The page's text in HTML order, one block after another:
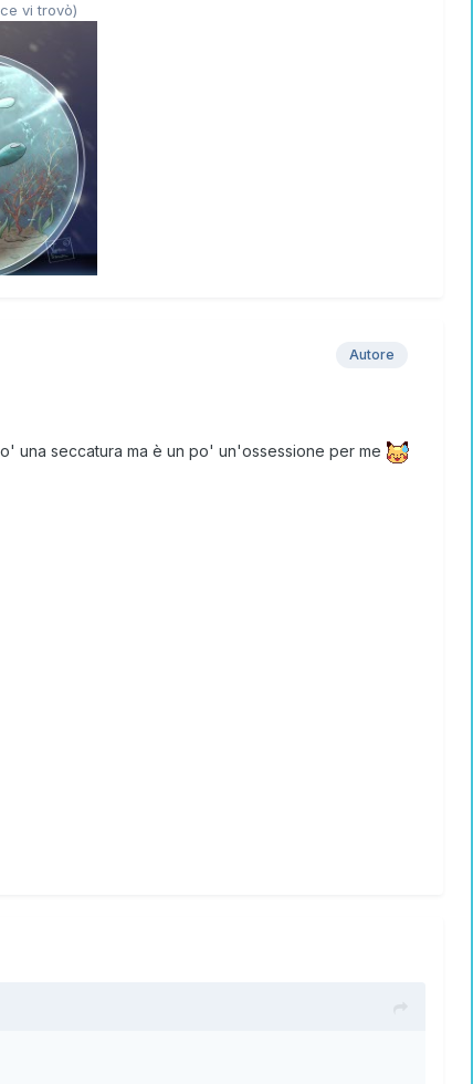
vi trovò)
Autore
una seccatura ma è un po' un'ossessione per me